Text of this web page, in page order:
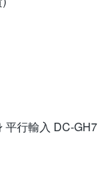
平行輸入 DC-GH7